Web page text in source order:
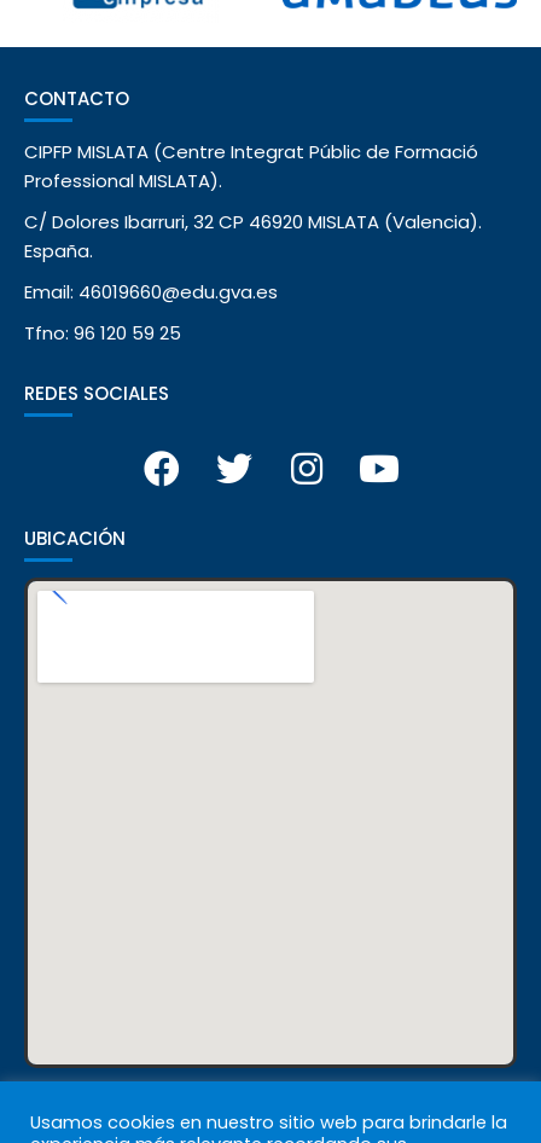
CONTACTO
CIPFP MISLATA (Centre Integrat Públic de Formació
Professional MISLATA).
C/ Dolores Ibarruri, 32 CP 46920 MISLATA (Valencia).
España.
Email: 46019660@edu.gva.es
Tfno: 96 120 59 25
REDES SOCIALES
UBICACIÓN
Usamos cookies en nuestro sitio web para brindarle la